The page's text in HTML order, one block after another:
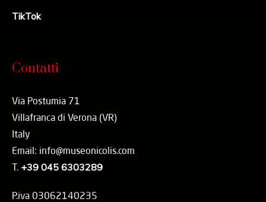
TikTok
Contatti
Via Postumia 71
Villafranca di Verona (VR)
Italy
Email: info@museonicolis.com
T. +39 045 6303289
P.iva 03062140235